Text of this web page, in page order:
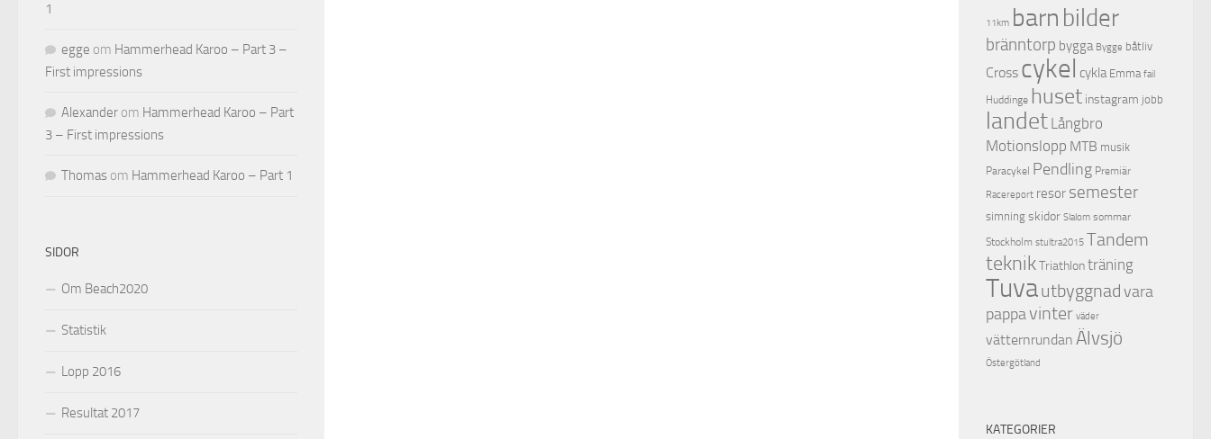
1
egge om Hammerhead Karoo – Part 3 –
First impressions
Alexander om Hammerhead Karoo – Part
3 – First impressions
Thomas om Hammerhead Karoo – Part 1
SIDOR
Om Beach2020
Statistik
Lopp 2016
Resultat 2017
11km barn bilder
bränntorp bygga Bygge båtliv
Cross cykel cykla Emma fail
Huddinge huset instagram jobb
landet Långbro
Motionslopp MTB musik
Paracykel Pendling Premiär
Racereport resor semester
simning skidor Slalom sommar
Stockholm stultra2015 Tandem
teknikTriathlonträning
Tuvautbyggnad vara
pappa vinter väder
vätternrundan Älvsjö
Östergötland
KATEGORIER